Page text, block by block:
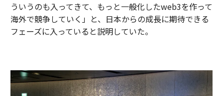
ういうのも入ってきて、もっと一般化したweb3を作って
海外で競争していく」と、日本からの成長に期待できる
フェーズに入っていると説明していた。